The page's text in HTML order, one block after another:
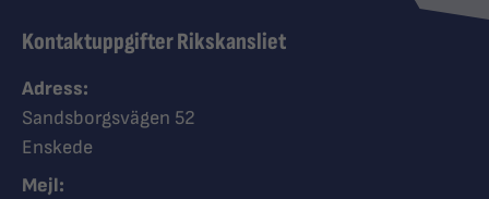
Kontaktuppgifter Rikskansliet
Adress:
Sandsborgsvägen 52
Enskede
Mejl: